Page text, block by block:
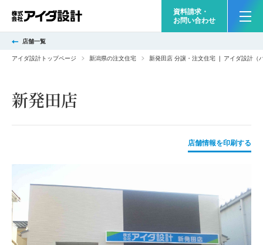
資料請求・
お問い合わせ
店舗一覧
アイダ設計トップページ 新潟県の注文住宅 新発田店 分譲・注文住宅 ❘ アイダ設計（
新発田店
店舗情報を印刷する